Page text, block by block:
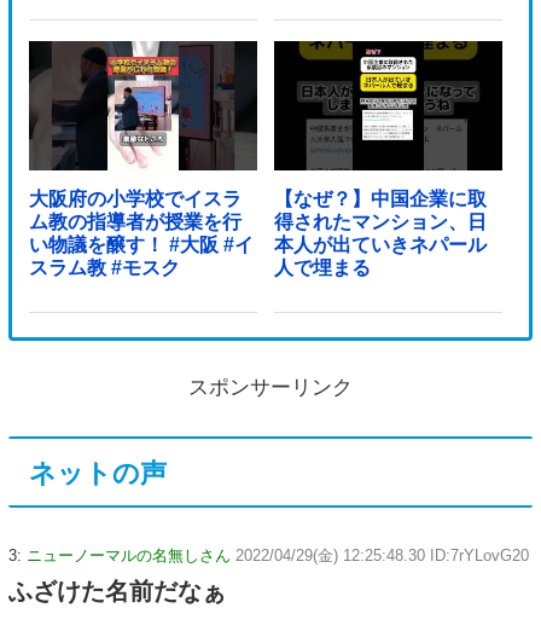
大阪府の小学校でイスラ
ム教の指導者が授業を行
い物議を醸す！ #大阪 #イ
スラム教 #モスク
【なぜ？】中国企業に取
得されたマンション、日
本人が出ていきネパール
人で埋まる
スポンサーリンク
ネットの声
3: ニューノーマルの名無しさん 2022/04/29(金) 12:25:48.30 ID:7rYLovG20
ふざけた名前だなぁ